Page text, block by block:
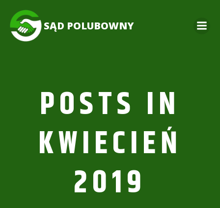
content
SĄD POLUBOWNY
POSTS IN
KWIECIEŃ
2019